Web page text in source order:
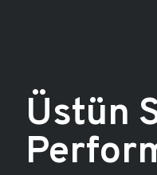
Üstün